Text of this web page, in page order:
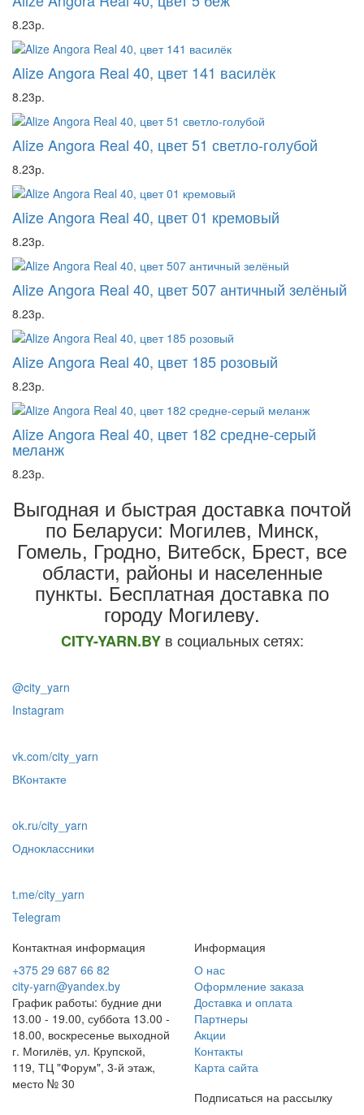
8.23р.
Alize Angora Real 40, цвет 141 василёк
8.23р.
Alize Angora Real 40, цвет 51 светло-голубой
8.23р.
Alize Angora Real 40, цвет 01 кремовый
8.23р.
Alize Angora Real 40, цвет 507 античный зелёный
8.23р.
Alize Angora Real 40, цвет 185 розовый
8.23р.
Alize Angora Real 40, цвет 182 средне-серый
меланж
8.23р.
Выгодная и быстрая доставка почтой
по Беларуси: Могилев, Минск,
Гомель, Гродно, Витебск, Брест,все
области, районы и населенные
пункты. Бесплатная доставка по
городу Могилеву.
CITY-YARN.BYв социальных сетях:
@city_yarn
Instagram
vk.com/city_yarn
ВКонтакте
ok.ru/city_yarn
Одноклассники
t.me/city_yarn
Telegram
Контактная информация
+375 29 687 66 82
city-yarn@yandex.by
График работы: будние дни
13.00 - 19.00, суббота 13.00 -
18.00, воскресенье выходной
г. Могилёв, ул. Крупской,
119, ТЦ "Форум", 3-й этаж,
место № 30
Информация
О нас
Оформление заказа
Доставка и оплата
Партнеры
Акции
Контакты
Карта сайта
Подписаться на рассылку